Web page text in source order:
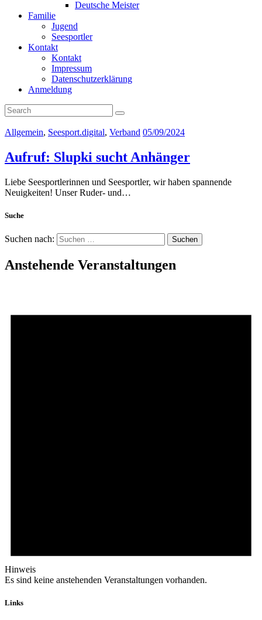
Deutsche Meister
Familie
Jugend
Seesportler
Kontakt
Kontakt
Impressum
Datenschutzerklärung
Anmeldung
Allgemein, Seesport.digital, Verband 05/09/2024
Aufruf: Slupki sucht Anhänger
Liebe Seesportlerinnen und Seesportler, wir haben spannende
Neuigkeiten! Unser Ruder- und…
Suche
Suchen nach:
Anstehende Veranstaltungen
Hinweis
Es sind keine anstehenden Veranstaltungen vorhanden.
Links